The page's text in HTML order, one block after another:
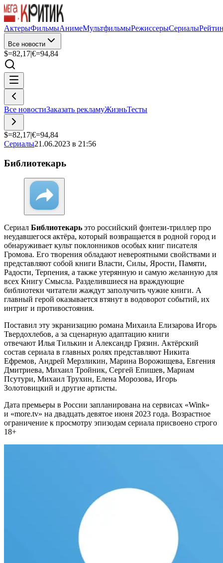
АктерыФильмыАнимеМультфильмыРежиссерыСериалы
Все новости
$=82,17|€=94,84
Все новостиЗаказать рекламуЖизньТесты
$=82,17|€=94,84
Сериалы21.06.2023 в 21:56
Библиотекарь
Сериал Библиотекарь это российский фэнтези-триллер про
неудавшегося актёра, который возвращается в родной город и
обнаруживает культ поклонников особых книг писателя
Громова. Его творения обладают невероятными свойствами и
представляют собой книги Власти, Силы, Ярости, Памяти,
Радости, Терпения, а также утерянную и самую желанную для
всех Книгу Смысла. Разделившиеся на враждующие
библиотеки читатели жаждут заполучить чужие книги. А
главный герой оказывается втянут в водоворот событий, их
интриг и противостояния.
Поставил эту экранизацию романа Михаила Елизарова Игорь
Твердохлебов, а за сценарную адаптацию книги
отвечают Илья Тилькин и Александр Грязин. Актёрский
состав сериала в главных ролях представляют Никита
Ефремов, Андрей Мерзликин, Марина Ворожищева, Евгения
Дмитриева, Михаил Тройник, Сергей Епишев, Мариам
Псутури, Михаил Трухин, Елена Морозова, Игорь
Золотовицкий и другие артисты.
Дата премьеры в России запланирована на сервисах «Wink»
и «more.tv» на двадцать девятое июня 2023 года. Возрастное
ограничение к просмотру эпизодам сериала присвоено строго
18+